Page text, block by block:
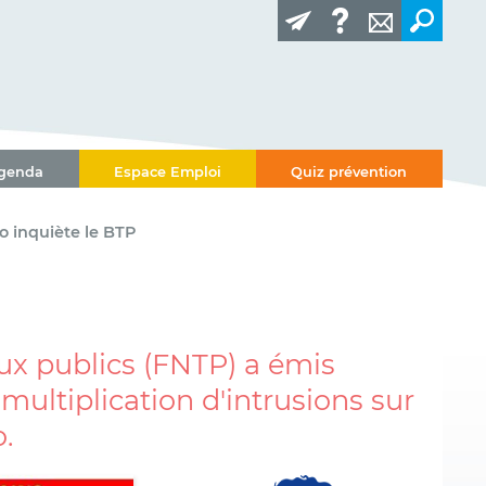
Espace Emploi Quiz prévention
inquiète le BTP
publics (FNTP) a émis
d'intrusions sur